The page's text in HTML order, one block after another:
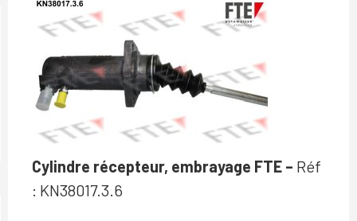
Cylindre récepteur, embrayage FTE – Réf
: KN38017.3.6